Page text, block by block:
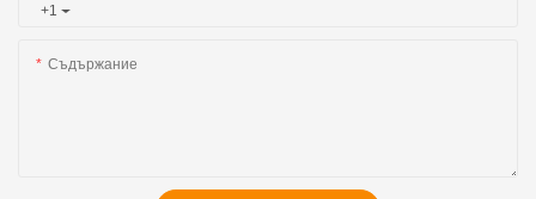
+1
Съдържание